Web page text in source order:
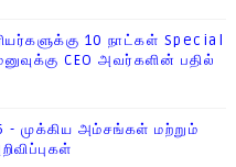
10 நாட்கள் Special
CEO அவர்களின் பதில்
- முக்கிய அம்சங்கள் மற்றும்